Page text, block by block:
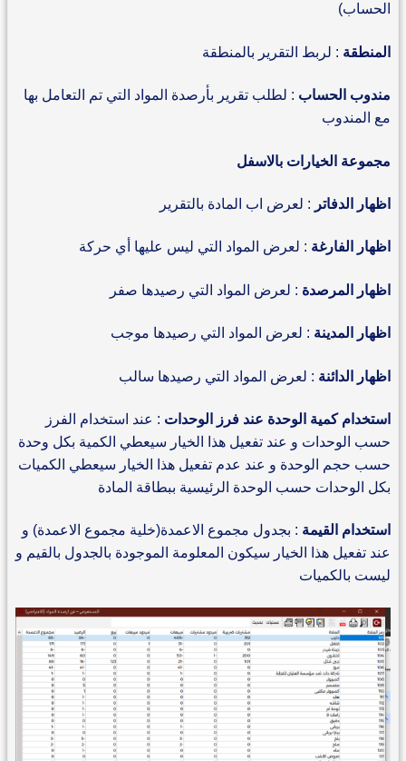
الحساب)
المنطقة : لربط التقرير بالمنطقة
مندوب الحساب : لطلب تقرير بأرصدة المواد التي تم التعامل بها
مع المندوب
مجموعة الخيارات بالاسفل
اظهار الدفاتر : لعرض اب المادة بالتقرير
اظهار الفارغة : لعرض المواد التي ليس عليها أي حركة
اظهار المرصدة : لعرض المواد التي رصيدها صفر
اظهار المدينة : لعرض المواد التي رصيدها موجب
اظهار الدائنة : لعرض المواد التي رصيدها سالب
استخدام كمية الوحدة عند فرز الوحدات : عند استخدام الفرز
حسب الوحدات و عند تفعيل هذا الخيار سيعطي الكمية بكل وحدة
حسب حجم الوحدة و عند عدم تفعيل هذا الخيار سيعطي الكميات
بكل الوحدات حسب الوحدة الرئيسية ببطاقة المادة
استخدام القيمة : بجدول مجموع الاعمدة(خلية مجموع الاعمدة) و
عند تفعيل هذا الخيار سيكون المعلومة الموجودة بالجدول بالقيم و
ليست بالكميات